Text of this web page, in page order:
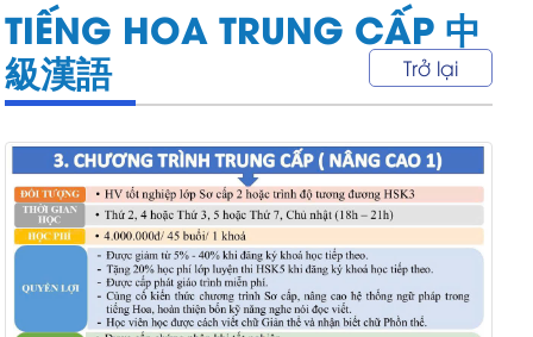
TIẾNG HOA TRUNG CẤP 中
級漢語
Trở lại